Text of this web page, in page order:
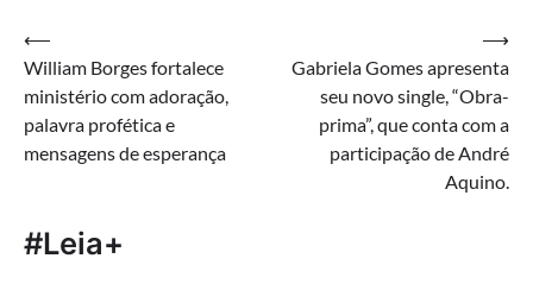
Navegação
de
Post
⟵
William Borges fortalece
ministério com adoração,
palavra profética e
mensagens de esperança
Gabriela Gomes apresenta
seu novo single, “Obra-
prima”, que conta com a
participação de André
Aquino.
⟶
#Leia+